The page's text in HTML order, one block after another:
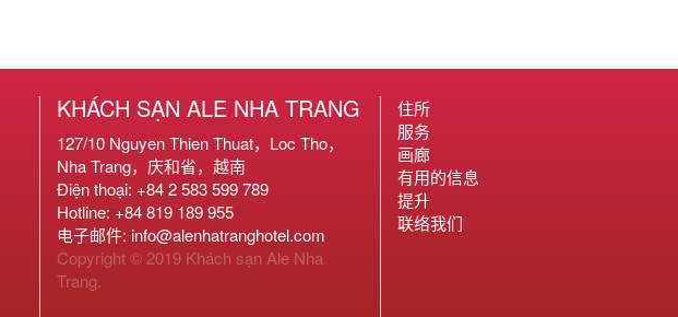
KHÁCH SẠN ALE NHA TRANG
127/10 Nguyen Thien Thuat，Loc Tho，
Nha Trang，庆和省，越南
Điện thoại: +84 2 583 599 789
Hotline: +84 819 189 955
电子邮件: info@alenhatranghotel.com
Copyright © 2019 Khách sạn Ale Nha
Trang.
住所
服务
画廊
有用的信息
提升
联络我们